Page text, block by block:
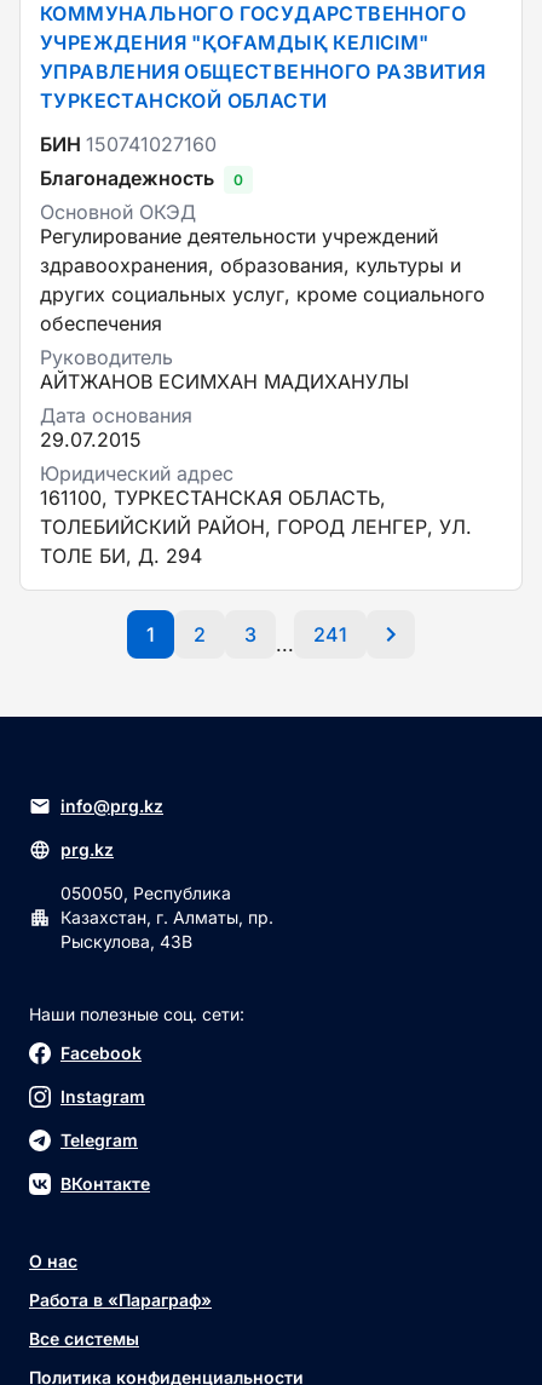
КОММУНАЛЬНОГО ГОСУДАРСТВЕННОГО
УЧРЕЖДЕНИЯ "ҚОҒАМДЫҚ КЕЛІСІМ"
УПРАВЛЕНИЯ ОБЩЕСТВЕННОГО РАЗВИТИЯ
ТУРКЕСТАНСКОЙ ОБЛАСТИ
БИН 150741027160
Благонадежность
0
Основной ОКЭД
Регулирование деятельности учреждений
здравоохранения, образования, культуры и
других социальных услуг, кроме социального
обеспечения
Руководитель
АЙТЖАНОВ ЕСИМХАН МАДИХАНУЛЫ
Дата основания
29.07.2015
Юридический адрес
161100, ТУРКЕСТАНСКАЯ ОБЛАСТЬ,
ТОЛЕБИЙСКИЙ РАЙОН, ГОРОД ЛЕНГЕР, УЛ.
ТОЛЕ БИ, Д. 294
1 2 3 ... 241
info@prg.kz
prg.kz
050050, Республика
Казахстан, г. Алматы, пр.
Рыскулова, 43В
Наши полезные соц. сети:
Facebook
Instagram
Telegram
ВКонтакте
О нас
Работа в «Параграф»
Все системы
Политика конфиденциальности